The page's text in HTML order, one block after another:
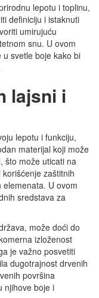
lepotu i toplinu,
definiciju i istaknuti
umirujuću
snu. U ovom
svetle boje kako bi
lajsni i
lepotu i funkciju,
materijal koji može
što može uticati na
zaštitnih
U ovom
sredstava za
može doći do
izloženost
je važno posvetiti
dugotrajnost drvenih
površina
njihove boje i